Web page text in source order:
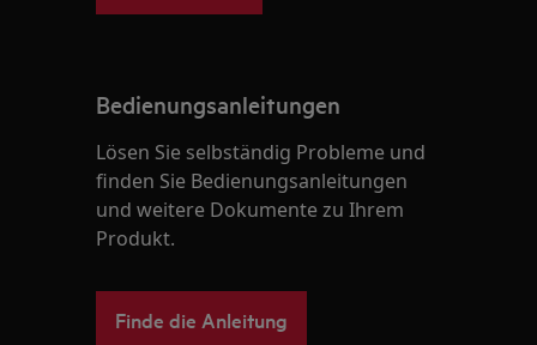
Bedienungsanleitungen
Lösen Sie selbständig Probleme und
finden Sie Bedienungsanleitungen
und weitere Dokumente zu Ihrem
Produkt.
Finde die Anleitung